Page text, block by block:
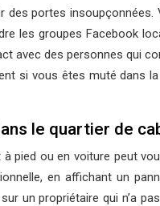
des portes
les groupes Facebook
avec des personnes qui
si vous êtes muté dans
le quartier de
pied ou en voiture peut
en affichant un
un propriétaire qui n’a